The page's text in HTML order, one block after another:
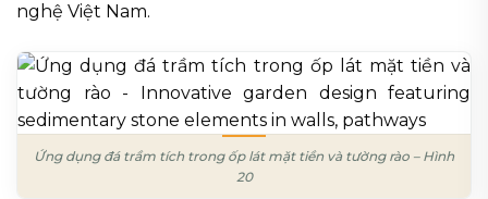
nghệ Việt Nam.
Ứng dụng đá trầm tích trong ốp lát mặt tiền và tường rào – Hình
20